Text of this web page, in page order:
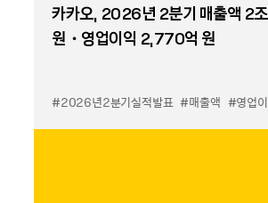
카카오, 2026년 2분기 매출액 2
원・영업이익 2,770억 원
#2026년2분기실적발표 #매출액 #영업